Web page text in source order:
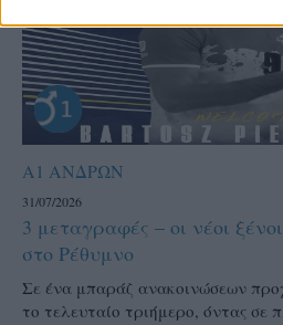
Α1 ΑΝΔΡΩΝ
31/07/2026
3 μεταγραφές – οι νέοι
στο Ρέθυμνο
Σε ένα μπαράζ ανακοινώσεων
το τελευταίο τριήμερο, όντας σε